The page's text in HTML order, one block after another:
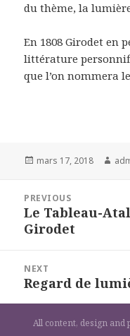
du thème, la
En 1808 Girodet en
littérature
que l’on nommera
Posted
mars 17, 2018
l’article
PREVIOUS
Previous
post:
Le Tableau-
Girodet
NEXT
Next
Regard de
All content, design and